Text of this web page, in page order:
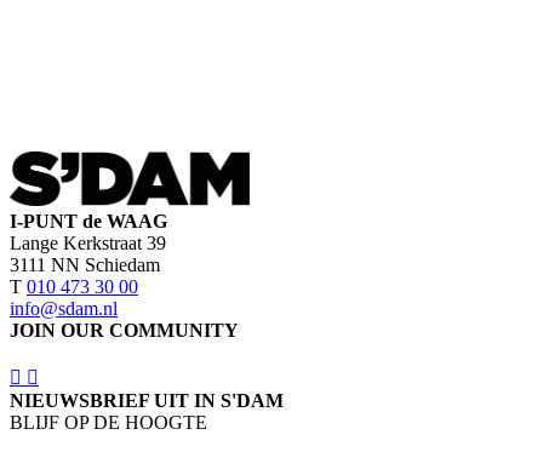
I-PUNT de WAAG
Lange Kerkstraat 39
3111 NN Schiedam
T 010 473 30 00
info@sdam.nl
JOIN OUR COMMUNITY
NIEUWSBRIEF UIT IN S'DAM
BLIJF OP DE HOOGTE